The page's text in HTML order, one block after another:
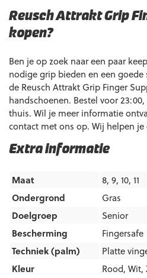
Extra informatie
Maat
8, 9, 10, 11
Ondergrond
Gras
Doelgroep
Senior
Bescherming
Fingersafe
Techniek (palm)
Platte
Kleur
Rood, Wit,
Reusch Attrakt Grip
kopen?
Ben je op zoek naar een paar
nodige grip bieden en een
de Reusch Attrakt Grip Finger
handschoenen. Bestel voor
thuis. Wil je meer informatie
contact met ons op. Wij helpen je